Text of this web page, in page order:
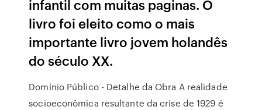
infantil com muitas paginas. O
livro foi eleito como o mais
importante livro jovem holandês
do século XX.
Domínio Público - Detalhe da Obra A realidade
socioeconômica resultante da crise de 1929 é